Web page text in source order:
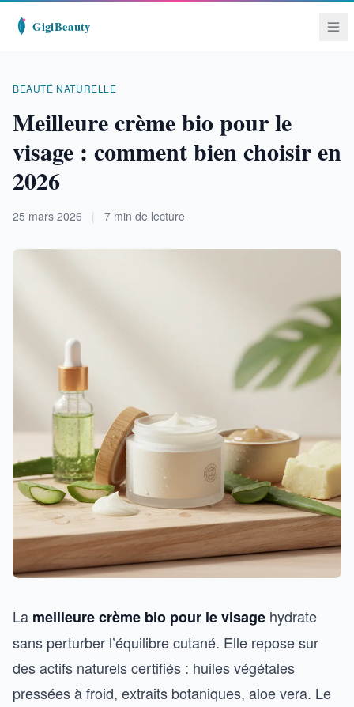
BEAUTÉ NATURELLE
Meilleure crème bio pour le
visage : comment bien choisir en
2026
25 mars 2026 | 7 min de lecture
La meilleure crème bio pour le visage hydrate
sans perturber l’équilibre cutané. Elle repose sur
des actifs naturels certifiés : huiles végétales
pressées à froid, extraits botaniques, aloe vera. Le